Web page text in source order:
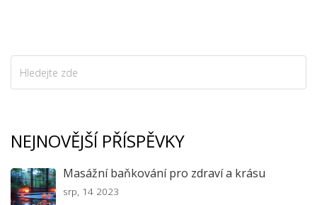
NEJNOVĚJŠÍ PŘÍSPĚVKY
Masážní baňkování pro zdraví a krásu
srp, 14 2023